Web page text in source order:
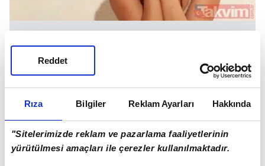
Rıza Bilgiler Reklam Ayarları Hakkında
"Sitelerimizde reklam ve pazarlama faaliyetlerinin
yürütülmesi amaçları ile çerezler kullanılmaktadır.
Reddet
Öte yandan 1996 yılında Miss Turkey güzeli
seçilen iki çocuk annesi Tuğba Altıntop'un yaşı da
merak konusu oldu.